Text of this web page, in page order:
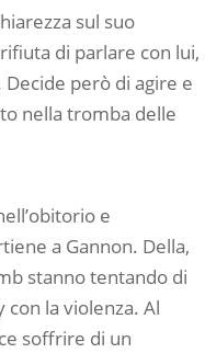
sul suo
di parlare con lui,
però di agire e
nella tromba delle
e
a Gannon. Della,
stanno tentando di
la violenza. Al
soffrire di un